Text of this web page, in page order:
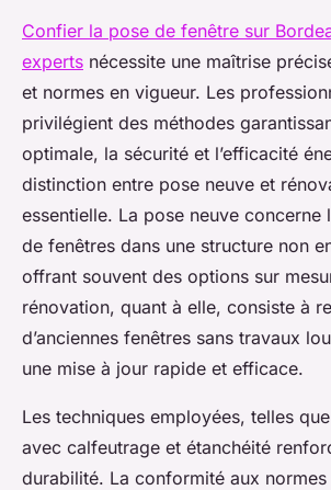
Confier la pose de fenêtre sur
experts nécessite une maîtrise
et normes en vigueur. Les
privilégient des méthodes
optimale, la sécurité et l’efficacité
distinction entre pose neuve et
essentielle. La pose neuve concerne
de fenêtres dans une structure non
offrant souvent des options sur
rénovation, quant à elle, consiste à
d’anciennes fenêtres sans travaux
une mise à jour rapide et efficace.
Les techniques employées, telles
avec calfeutrage et étanchéité
durabilité. La conformité aux normes